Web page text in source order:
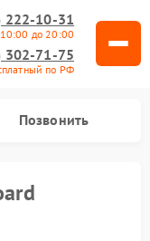
222-10-31
до 20:00
302-71-75
по РФ
Позвонить